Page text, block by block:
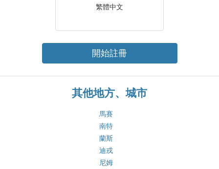
繁體中文
開始註冊
其他地方、城市
馬賽
南特
蘭斯
迪戎
尼姆